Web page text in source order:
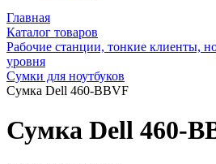
Главная
Каталог товаров
Рабочие станции, тонкие клиенты,
уровня
Сумки для ноутбуков
Сумка Dell 460-BBVF
Сумка Dell 460-